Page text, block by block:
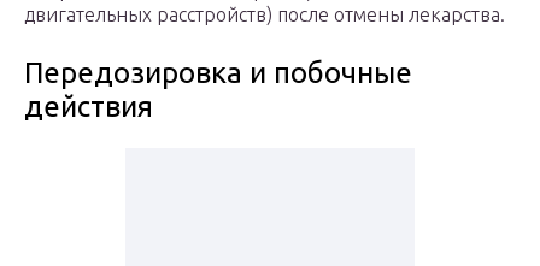
двигательных расстройств) после отмены лекарства.
Передозировка и побочные
действия